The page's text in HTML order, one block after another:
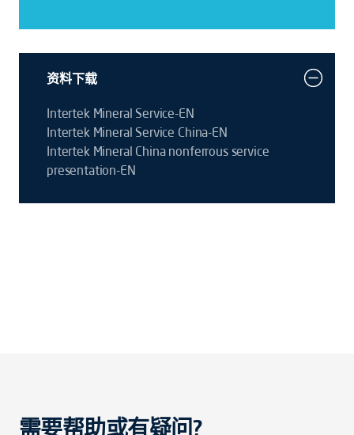
资料下载
Intertek Mineral Service-EN
Intertek Mineral Service China-EN
Intertek Mineral China nonferrous service
presentation-EN
需要帮助或有疑问?